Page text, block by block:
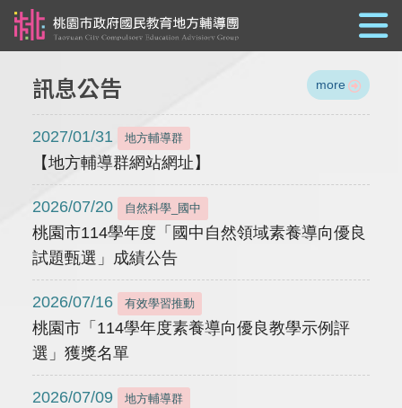
訊息公告 more
2027/01/31 地方輔導群
【地方輔導群網站網址】
2026/07/20 自然科學_國中
桃園市114學年度「國中自然領域素養導向優良
試題甄選」成績公告
2026/07/16 有效學習推動
桃園市「114學年度素養導向優良教學示例評
選」獲獎名單
2026/07/09 地方輔導群